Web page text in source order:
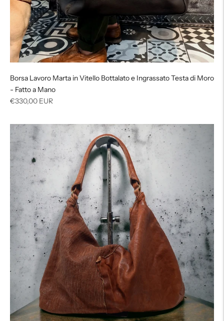
Borsa Lavoro Marta in Vitello Bottalato e Ingrassato Testa di Moro
- Fatto a Mano
Prezzo
listino
€330,00 EUR